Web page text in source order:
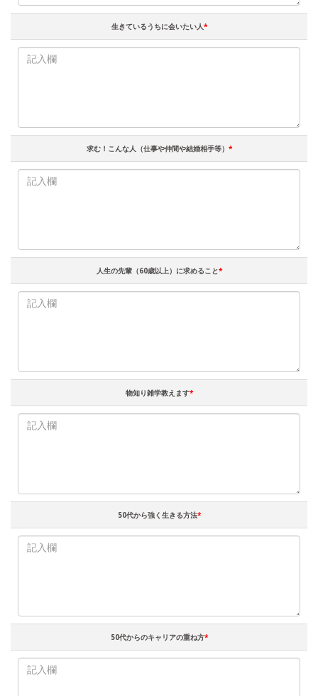
生きているうちに会いたい人*
求む！こんな人（仕事や仲間や結婚相手等） *
人生の先輩（60歳以上）に求めること*
物知り雑学教えます*
50代から強く生きる方法*
50代からのキャリアの重ね方*